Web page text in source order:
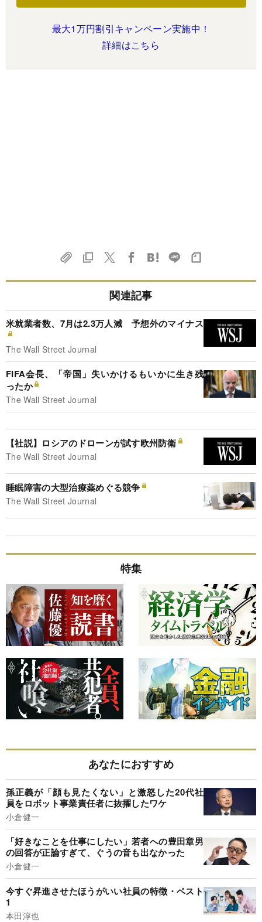
最大1万円割引キャンペーン実施中！
詳細はこちら
関連記事
米就業者数、7月は2.3万人減 予想外のマイナス
The Wall Street Journal
FIFA会長、「帝国」失いかけるもいかに生き残
ったか
The Wall Street Journal
【社説】ロシアのドローンが試す欧州防衛
The Wall Street Journal
睡眠障害の大型治療薬めぐる競争
The Wall Street Journal
特集
あなたにおすすめ
孫正義が「顔も見たくない」と激怒した20代社
員をロボット事業責任者に抜擢したワケ
小倉健一
「好きなことを仕事にしたい」若者への豊田章男
の回答が正論すぎて、ぐうの音も出なかった
小倉健一
今すぐ昇進させたほうがいい社員の特徴・ベスト
1
本田淳也